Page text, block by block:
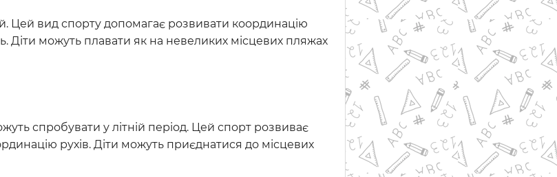
Цей вид спорту допомагає розвивати координацію
Діти можуть плавати як на невеликих місцевих пляжах
спробувати у літній період. Цей спорт розвиває
рухів. Діти можуть приєднатися до місцевих